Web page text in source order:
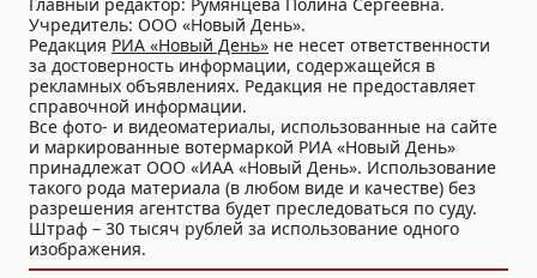
Учредитель: ООО «Новый День».
Редакция РИА «Новый День» не несет ответственности
за достоверность информации, содержащейся в
рекламных объявлениях. Редакция не предоставляет
справочной информации.
Все фото- и видеоматериалы, использованные на сайте
и маркированные вотермаркой РИА «Новый День»
принадлежат ООО «ИАА «Новый День». Использование
такого рода материала (в любом виде и качестве) без
разрешения агентства будет преследоваться по суду.
Штраф – 30 тысяч рублей за использование одного
изображения.